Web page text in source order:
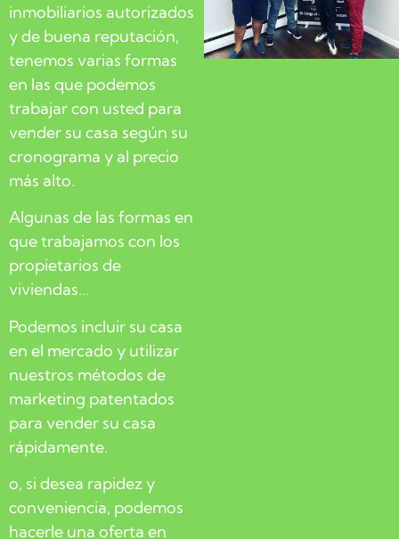
inmobiliarios autorizados
y de buena reputación,
tenemos varias formas
en las que podemos
trabajar con usted para
vender su casa según su
cronograma y al precio
más alto.
Algunas de las formas en
que trabajamos con los
propietarios de
viviendas…
Podemos incluir su casa
en el mercado y utilizar
nuestros métodos de
marketing patentados
para vender su casa
rápidamente.
o, si desea rapidez y
conveniencia, podemos
hacerle una oferta en